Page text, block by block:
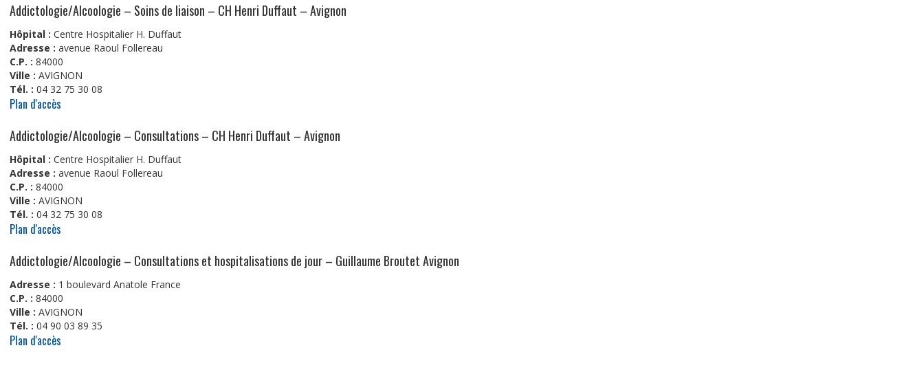
Addictologie/Alcoologie – Soins de liaison – CH Henri Duffaut – Avignon
Hôpital : Centre Hospitalier H. Duffaut
Adresse : avenue Raoul Follereau
C.P. : 84000
Ville : AVIGNON
Tél. : 04 32 75 30 08
Plan d'accès
Addictologie/Alcoologie – Consultations – CH Henri Duffaut – Avignon
Hôpital : Centre Hospitalier H. Duffaut
Adresse : avenue Raoul Follereau
C.P. : 84000
Ville : AVIGNON
Tél. : 04 32 75 30 08
Plan d'accès
Addictologie/Alcoologie – Consultations et hospitalisations de jour – Guillaume Broutet Avignon
Adresse : 1 boulevard Anatole France
C.P. : 84000
Ville : AVIGNON
Tél. : 04 90 03 89 35
Plan d'accès